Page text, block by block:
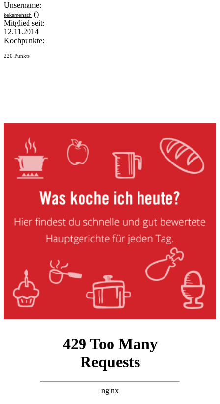
Unsername:
keksmensch ()
Mitglied seit:
12.11.2014
Kochpunkte:
220 Punkte